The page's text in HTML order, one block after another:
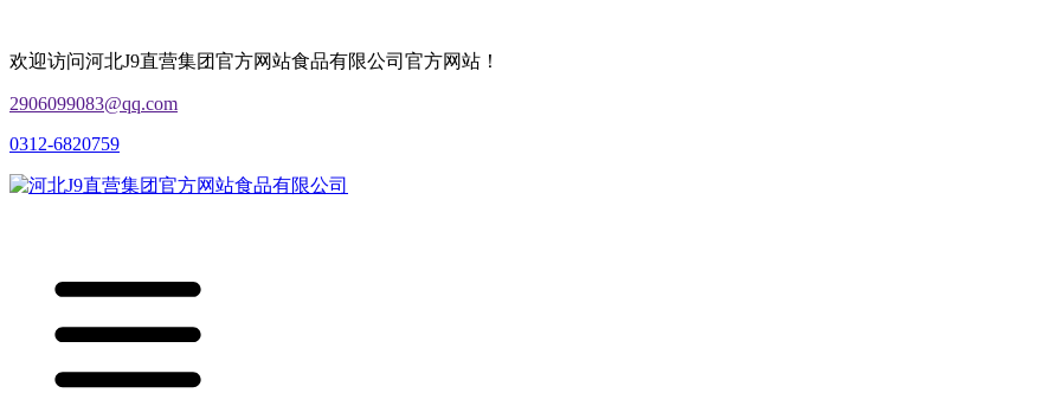
欢迎访问河北J9直营集团官方网站食品有限公司官方网站！
2906099083@qq.com
0312-6820759